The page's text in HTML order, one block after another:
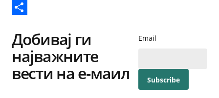
Reddit
Добивај ги
најважните
вести на е-маил
Email